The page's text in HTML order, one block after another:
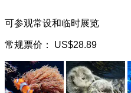
可参观常设和临时展览
常规票价： US$28.89